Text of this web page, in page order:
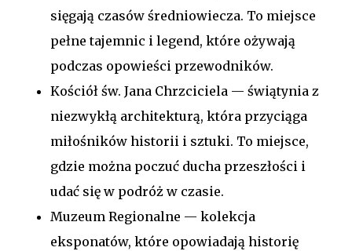
sięgają czasów średniowiecza. To miejsce
pełne tajemnic i legend, które ożywają
podczas opowieści przewodników.
Kościół św. Jana Chrzciciela — świątynia z
niezwykłą architekturą, która przyciąga
miłośników historii i sztuki. To miejsce,
gdzie można poczuć ducha przeszłości i
udać się w podróż w czasie.
Muzeum Regionalne — kolekcja
eksponatów, które opowiadają historię